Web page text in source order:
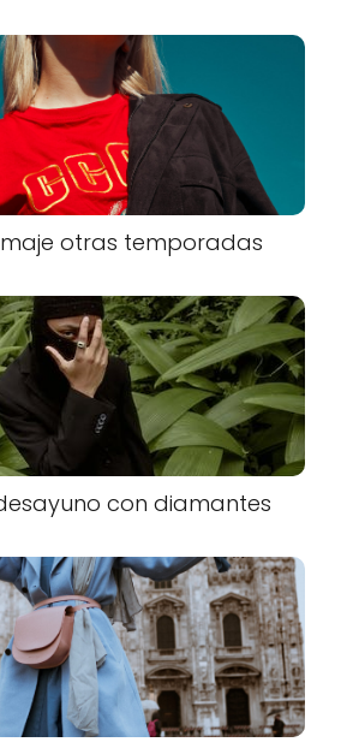
otras temporadas
con diamantes